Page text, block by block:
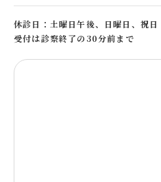
休診日：土曜日午後、日曜日、祝日
受付は診察終了の30分前まで